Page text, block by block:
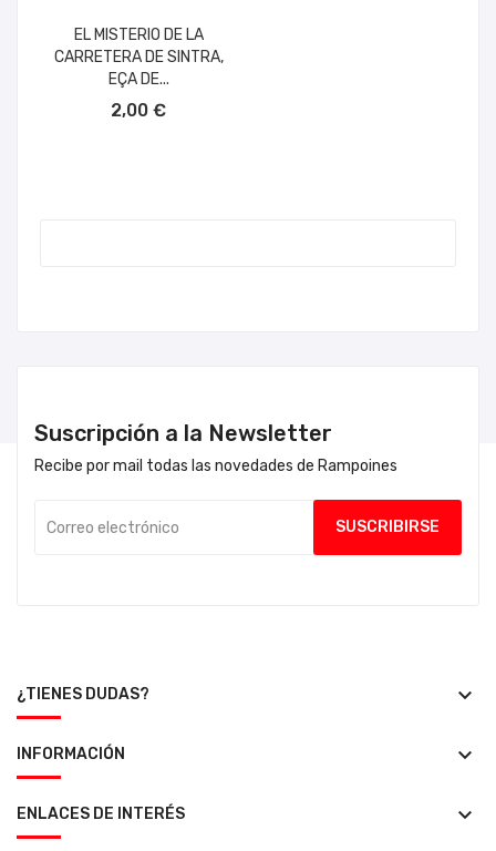
EL MISTERIO DE LA
CARRETERA DE SINTRA,
EÇA DE...
2,00 €
Suscripción a la Newsletter
Recibe por mail todas las novedades de Rampoines
¿TIENES DUDAS? keyboard_arrow_down
INFORMACIÓN keyboard_arrow_down
ENLACES DE INTERÉS keyboard_arrow_down